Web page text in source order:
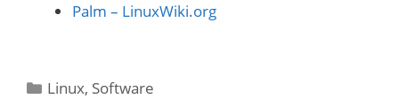
Palm – LinuxWiki.org
Kategorien
Linux, Software